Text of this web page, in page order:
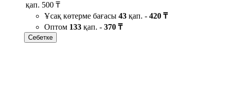
қап. 500 ₸
Ұсақ көтерме бағасы 43 қап. - 420 ₸
Оптом 133 қап. - 370 ₸
Себетке